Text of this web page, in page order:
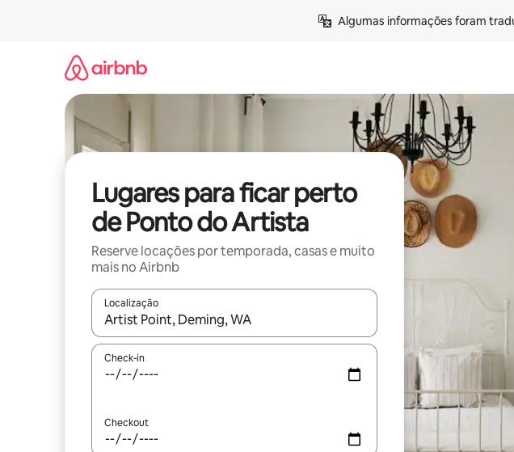
Algumas informações foram
Lugares para ficar perto
de Ponto do Artista
Reserve locações por temporada, casas e muito
mais no Airbnb
Localização
Quando os resultados estiverem disponíveis, explore-os usando as seta para
Check-in
Checkout